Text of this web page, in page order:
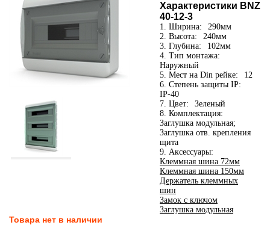
Характеристики BNZ
40-12-3
1. Ширина:
290мм
2. Высота:
240мм
3. Глубина:
102мм
4. Тип монтажа:
Наружный
5. Мест на Din рейке:
12
6. Степень защиты IP:
IP-40
7. Цвет:
Зеленый
8. Комплектация:
Заглушка модульная;
Заглушка отв. крепления
щита
9. Аксессуары:
Клеммная шина 72мм
Клеммная шина 150мм
Держатель клеммных
шин
Замок с ключом
Заглушка модульная
Товара нет в наличии